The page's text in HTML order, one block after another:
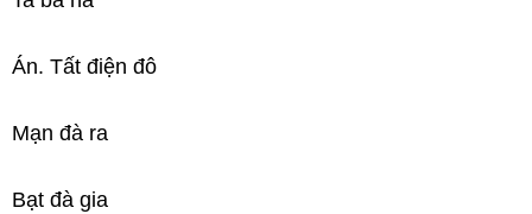
Án. Tất điện đô
Mạn đà ra
Bạt đà gia